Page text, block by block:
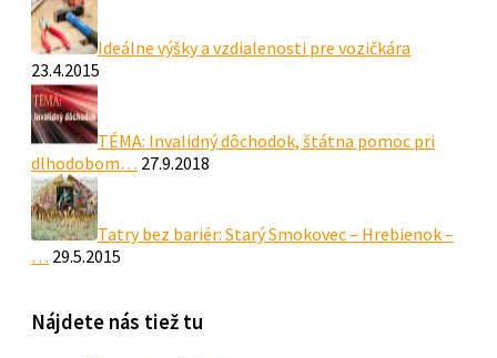
Ideálne výšky a vzdialenosti pre vozičkára
23.4.2015
TÉMA: Invalidný dôchodok, štátna pomoc pri
dlhodobom… 27.9.2018
Tatry bez bariér: Starý Smokovec – Hrebienok –
… 29.5.2015
Nájdete nás tiež tu